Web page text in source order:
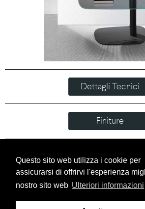
Questo sito web utilizza i cookie per
assicurarsi di offrirvi l'esperienza
nostro sito web Ulteriori informazioni
Dettagli Tecnici
Finiture
Download
HOME